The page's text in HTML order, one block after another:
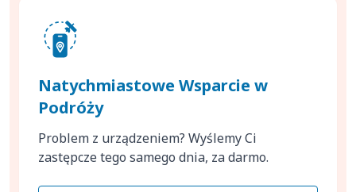
Natychmiastowe Wsparcie w
Podróży
Problem z urządzeniem? Wyślemy Ci
zastępcze tego samego dnia, za darmo.